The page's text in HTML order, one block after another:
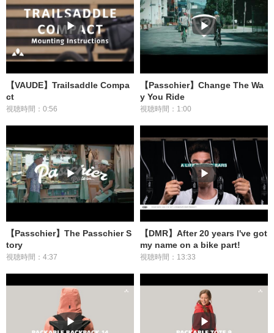
【VAUDE】Trailsaddle Compa
ct
視聴時間：0:56
【Passchier】Change The Wa
y You Ride
視聴時間：1:00
【Passchier】The Passchier S
tory
視聴時間：4:37
【DMR】After 20 years I've got
my name on a bike part!
視聴時間：13:33